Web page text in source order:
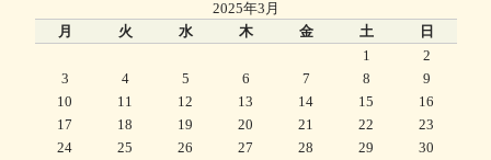
2025年3月
月
火 水 木 金 土 日
1
2
3
4 5 6 7 8
9
10
11 12 13 14 15
16
17
18 19 20 21 22
23
24
25 26 27 28 29
30